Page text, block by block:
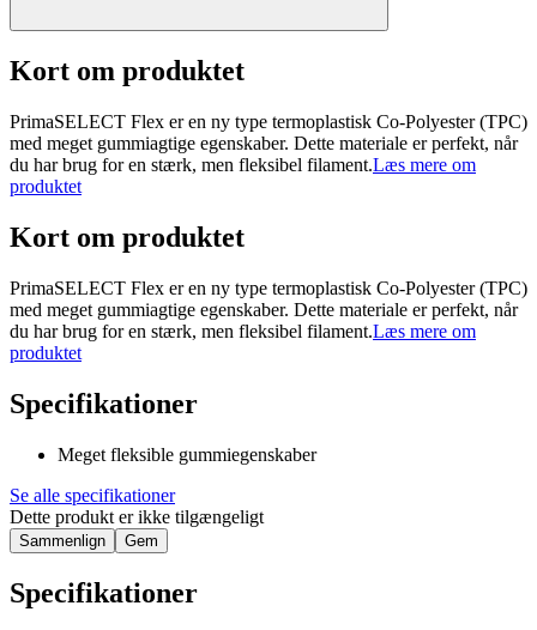
Kort om produktet
PrimaSELECT Flex er en ny type termoplastisk Co-Polyester (TPC)
med meget gummiagtige egenskaber. Dette materiale er perfekt, når
du har brug for en stærk, men fleksibel filament.Læs mere om
produktet
Kort om produktet
PrimaSELECT Flex er en ny type termoplastisk Co-Polyester (TPC)
med meget gummiagtige egenskaber. Dette materiale er perfekt, når
du har brug for en stærk, men fleksibel filament.Læs mere om
produktet
Specifikationer
Meget fleksible gummiegenskaber
Se alle specifikationer
Dette produkt er ikke tilgængeligt
Sammenlign Gem
Specifikationer